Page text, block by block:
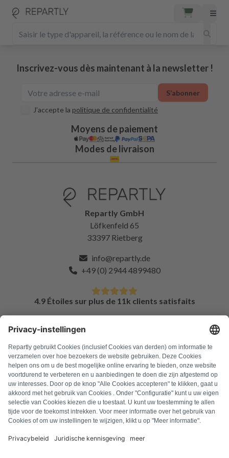
Inscrivez-vous dès maintenant à la newsletter !
J’accepte la politique de confidentialité
S’abonner
Moyens de paiement
Modes de livraison
Repartly GmbH
Löfkenfeld 65
33397 Rietberg
info@repartly.de
+49 (0) 2944 4899480
4.9 Étoiles sur plus de 11k clients satisfaits
FAQ
Tous les codes d'erreur
À propos de nous
Presse
Mentions légales
Conditions générales